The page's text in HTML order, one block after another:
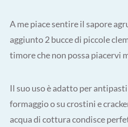
A me piace sentire il sapore
aggiunto 2 bucce di piccole
timore che non possa piacervi
Il suo uso è adatto per
formaggio o su crostini e
acqua di cottura condisce